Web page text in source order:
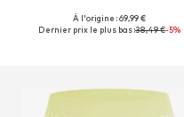
Tailles disponibles: XS, S, M, L, XL
À l'origine : 69,99 €
Dernier prix le plus bas :38,49 €-5%